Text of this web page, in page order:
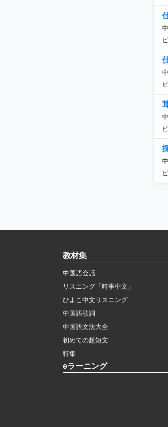
教材集
中国語会話
リスニング「時事中文」
ひよこ中文リスニング
中国語歌詞
中国語文法大全
初めての超短文
特集
eラーニング